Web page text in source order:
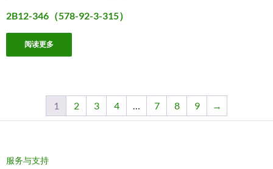
2B12-346（578-92-3-315）
阅读更多
1 2 3 4 … 7 8 9 →
服务与支持